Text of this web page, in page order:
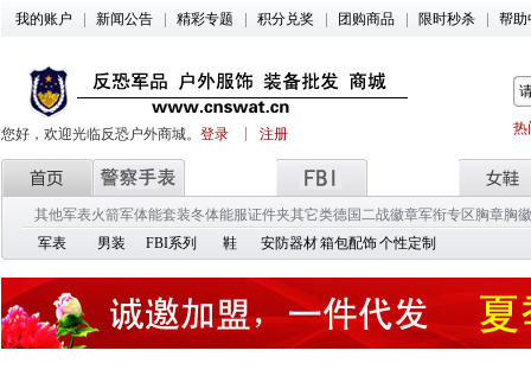
我的账户 新闻公告 精彩专题 积分兑奖 团购商品 限时秒杀 帮助
您好，欢迎光临反恐户外商城。 登录 注册 热
其他军表火箭军体能套装冬体能服证件夹其它类德国二战徽章军衔专区 胸章胸
军表
男装 FBI系列 鞋 安防器材箱包配饰个性定制